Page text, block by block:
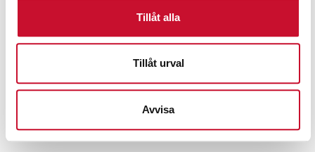
Tillåt alla
Tillåt urval
Avvisa
Bensindriven kompressor Honda GX390
Shamal
39,800.00 kr Exkl. moms